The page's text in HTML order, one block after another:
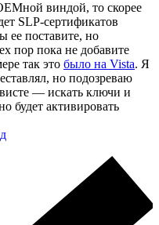
виндой, то скорее
SLP-сертификатов
ее поставите, но
пор пока не добавите
так это было на Vista. Я
но подозреваю
— искать ключи и
будет активировать